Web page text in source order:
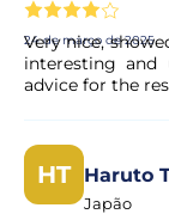
24 de março de 2025
Very nice,
interesting and
advice for the
HT Haruto
Japão